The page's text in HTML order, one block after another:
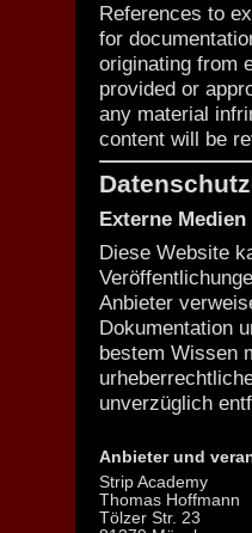
References to
for
originating from
provided or
any material
content will be
Externe
Diese Website
Anbieter
Dokumentation
bestem Wissen
unverzüglich
Anbieter und
Strip Academy
Thomas Hoffmann
Tölzer Str. 23